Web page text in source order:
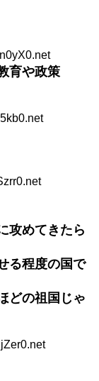
育や政策
攻めてきたら
る程度の国で
どの祖国じゃ